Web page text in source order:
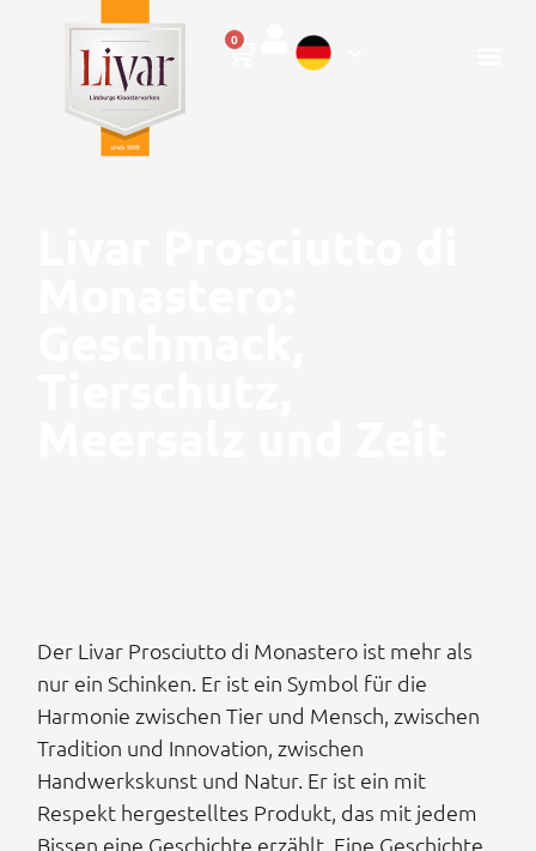
0
Der Livar Prosciutto di Monastero ist mehr als
nur ein Schinken. Er ist ein Symbol für die
Harmonie zwischen Tier und Mensch, zwischen
Tradition und Innovation, zwischen
Handwerkskunst und Natur. Er ist ein mit
Respekt hergestelltes Produkt, das mit jedem
Bissen eine Geschichte erzählt. Eine Geschichte